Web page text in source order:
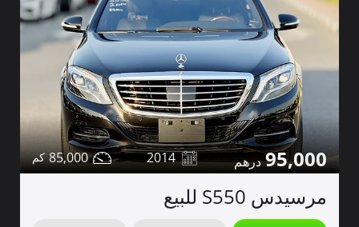
95,000
2014
85,000
مرسيدس S550 للبيع